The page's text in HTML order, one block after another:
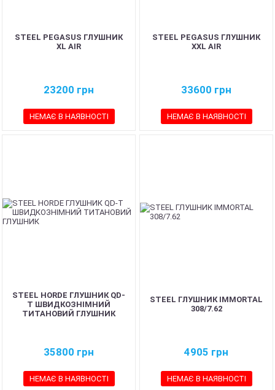
STEEL PEGASUS ГЛУШНИК
XL AIR
23200 грн
НЕМАЄ В НАЯВНОСТІ
STEEL PEGASUS ГЛУШНИК
XXL AIR
33600 грн
НЕМАЄ В НАЯВНОСТІ
STEEL HORDE ГЛУШНИК QD-
T ШВИДКОЗНІМНИЙ
ТИТАНОВИЙ ГЛУШНИК
35800 грн
НЕМАЄ В НАЯВНОСТІ
STEEL ГЛУШНИК IMMORTAL
308/7.62
4905 грн
НЕМАЄ В НАЯВНОСТІ